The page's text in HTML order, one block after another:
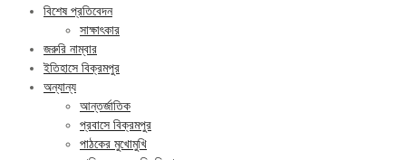
বিশেষ প্রতিবেদন
সাক্ষাৎকার
জরুরি নাম্বার
ইতিহাসে বিক্রমপুর
অন্যান্য
আন্তর্জাতিক
প্রবাসে বিক্রমপুর
পাঠকের মুখোমুখি